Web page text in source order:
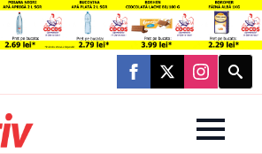
Search
for: